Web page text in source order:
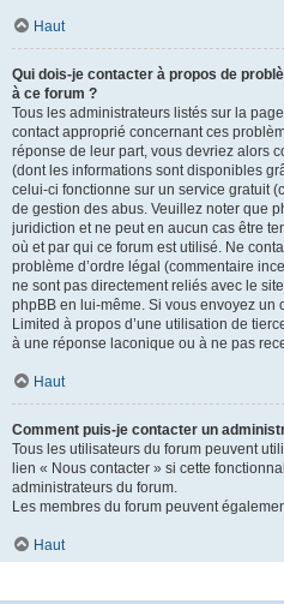
Haut
Qui dois-je contacter à propos de
à ce forum ?
Tous les administrateurs listés sur la
contact approprié concernant ces
réponse de leur part, vous devriez alors
(dont les informations sont disponibles
celui-ci fonctionne sur un service gratuit
de gestion des abus. Veuillez noter que
juridiction et ne peut en aucun cas être
où et par qui ce forum est utilisé. Ne
problème d’ordre légal (commentaire
ne sont pas directement reliés avec le
phpBB en lui-même. Si vous envoyez un
Limited à propos d’une utilisation de
à une réponse laconique ou à ne pas
Haut
Comment puis-je contacter un
Tous les utilisateurs du forum peuvent
lien « Nous contacter » si cette
administrateurs du forum.
Les membres du forum peuvent
Haut